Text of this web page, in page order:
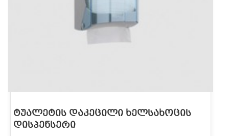
ᲢᲣᲐᲚᲔᲢᲘᲡ ᲓᲐᲙᲔᲪᲘᲚᲘ ᲮᲔᲚᲡᲐᲮᲝᲪᲘᲡ
ᲓᲘᲡᲞᲔᲜᲡᲔᲠᲘ